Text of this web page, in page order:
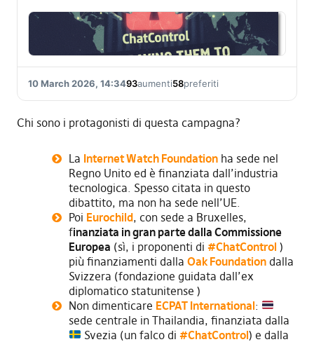
10 March 2026, 14:3493aumenti58preferiti
Chi sono i protagonisti di questa campagna?
La Internet Watch Foundationha sede nel
Regno Unito ed è finanziata dall’industria
tecnologica. Spesso citata in questo
dibattito, ma non ha sede nell’UE.
Poi Eurochild, con sede a Bruxelles,
finanziata in gran parte dalla Commissione
Europea (sì, i proponenti di #ChatControl )
più finanziamenti dalla Oak Foundationdalla
Svizzera (fondazione guidata dall’ex
diplomatico statunitense )
Non dimenticare ECPAT International:
sede centrale in Thailandia, finanziata dalla
Svezia (un falco di#ChatControl) e dalla